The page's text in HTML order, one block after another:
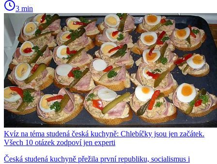
3 min
Kvíz na téma studená česká kuchyně: Chlebíčky jsou jen začátek.
Všech 10 otázek zodpoví jen experti
Česká studená kuchyně přežila první republiku, socialismus i